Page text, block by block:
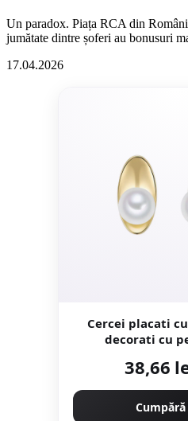
Un paradox. Piața RCA din
jumătate dintre șoferi au bonusuri
17.04.2026
Cercei placati
decorati cu
38,66